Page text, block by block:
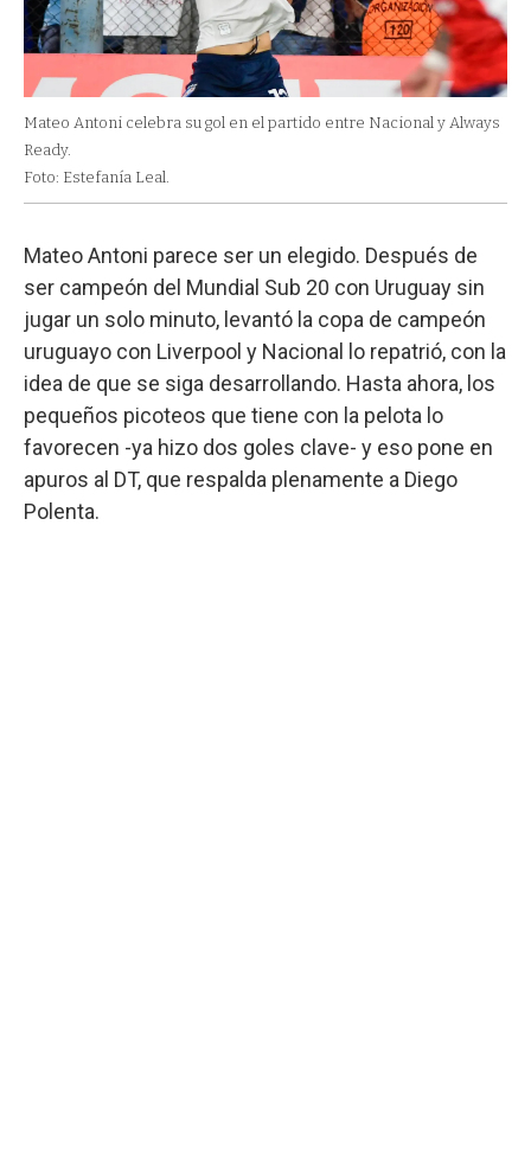
Mateo Antoni celebra su gol en el partido entre Nacional y Always
Ready.
Foto: Estefanía Leal.
Mateo Antoni parece ser un elegido. Después de
ser campeón del Mundial Sub 20 con Uruguay sin
jugar un solo minuto, levantó la copa de campeón
uruguayo con Liverpool y Nacional lo repatrió, con la
idea de que se siga desarrollando. Hasta ahora, los
pequeños picoteos que tiene con la pelota lo
favorecen -ya hizo dos goles clave- y eso pone en
apuros al DT, que respalda plenamente a Diego
Polenta.